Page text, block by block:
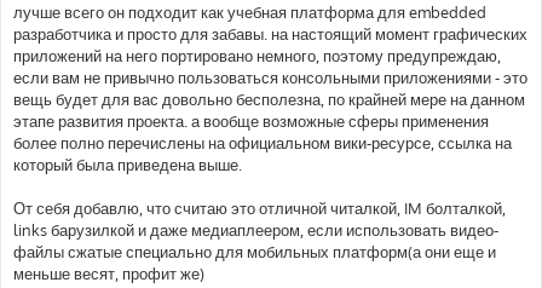
лучше всего он подходит как учебная платформа для embedded
разработчика и просто для забавы. на настоящий момент графических
приложений на него портировано немного, поэтому предупреждаю,
если вам не привычно пользоваться консольными приложениями - это
вещь будет для вас довольно бесполезна, по крайней мере на данном
этапе развития проекта. а вообще возможные сферы применения
более полно перечислены на официальном вики-ресурсе, ссылка на
который была приведена выше.
От себя добавлю, что считаю это отличной читалкой, IM болталкой,
links барузилкой и даже медиаплеером, если использовать видео-
файлы сжатые специально для мобильных платформ(а они еще и
меньше весят, профит же)